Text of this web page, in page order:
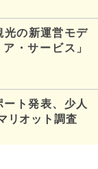
の新運営モデ
・サービス」
ト発表、少人
リオット調査